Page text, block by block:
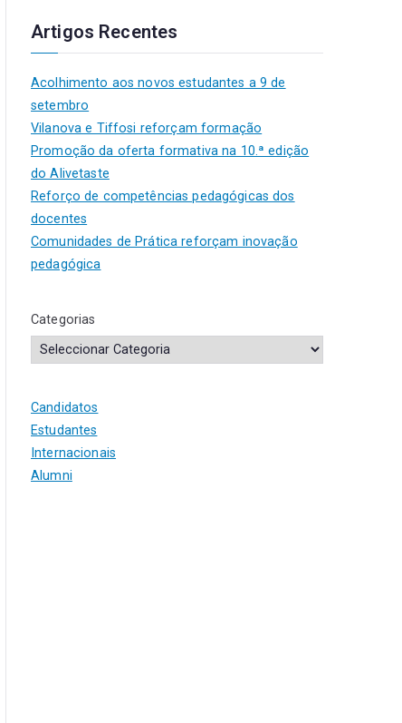
Artigos Recentes
Acolhimento aos novos estudantes a 9 de
setembro
Vilanova e Tiffosi reforçam formação
Promoção da oferta formativa na 10.ª edição
do Alivetaste
Reforço de competências pedagógicas dos
docentes
Comunidades de Prática reforçam inovação
pedagógica
Categorias
Candidatos
Estudantes
Internacionais
Alumni